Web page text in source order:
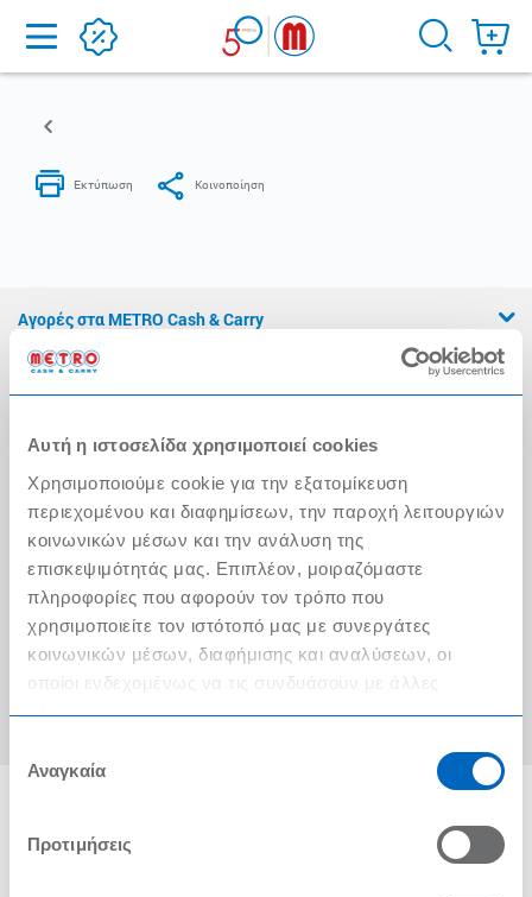
Αυτή η ιστοσελίδα χρησιμοποιεί cookies
Χρησιμοποιούμε cookie για την εξατομίκευση
περιεχομένου και διαφημίσεων, την παροχή λειτουργιών
κοινωνικών μέσων και την ανάλυση της
επισκεψιμότητάς μας. Επιπλέον, μοιραζόμαστε
πληροφορίες που αφορούν τον τρόπο που
χρησιμοποιείτε τον ιστότοπό μας με συνεργάτες
κοινωνικών μέσων, διαφήμισης και αναλύσεων, οι
οποίοι ενδεχομένως να τις συνδυάσουν με άλλες
πληροφορίες που τους έχετε παραχωρήσει ή τις οποίες
των υπηρεσιών τους.
συγκατάθεσης
Αναγκαία
Προτιμήσεις
Home
Αγορές στα METRO Cash & Carry
Εμπειρία METRO Cash & Carry
Η Αλυσίδα
Press Kit
Ο λογαριασμός μου
Τα METRO Cash & Carry δίπλα σας
Εταιρική Κοινωνική Ευθύνη
METRO ΑΕΒΕ